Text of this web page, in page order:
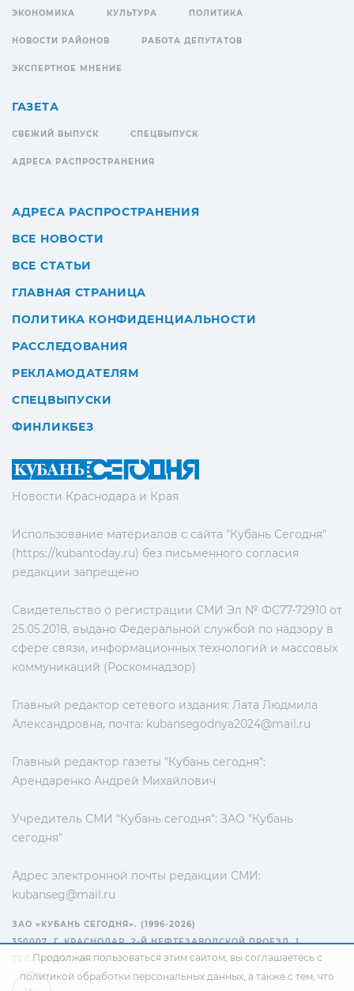
Новости Краснодара и Края
Использование материалов с сайта "Кубань Сегодня"
(https://kubantoday.ru) без письменного согласия
редакции запрещено
Свидетельство о регистрации СМИ Эл № ФС77-72910 от
25.05.2018, выдано Федеральной службой по надзору в
сфере связи, информационных технологий и массовых
коммуникаций (Роскомнадзор)
Главный редактор сетевого издания: Лата Людмила
Александровна, почта: kubansegodnya2024@mail.ru
Главный редактор газеты "Кубань сегодня":
Арендаренко Андрей Михайлович
Учредитель СМИ "Кубань сегодня": ЗАО "Кубань
сегодня"
Адрес электронной почты редакции СМИ:
kubanseg@mail.ru
ЭКОНОМИКА КУЛЬТУРА ПОЛИТИКА
НОВОСТИ РАЙОНОВ РАБОТА ДЕПУТАТОВ
ЭКСПЕРТНОЕ МНЕНИЕ
ГАЗЕТА
СВЕЖИЙ ВЫПУСК СПЕЦВЫПУСК
АДРЕСА РАСПРОСТРАНЕНИЯ
АДРЕСА РАСПРОСТРАНЕНИЯ
ВСЕ НОВОСТИ
ВСЕ СТАТЬИ
ГЛАВНАЯ СТРАНИЦА
ПОЛИТИКА КОНФИДЕНЦИАЛЬНОСТИ
РАССЛЕДОВАНИЯ
РЕКЛАМОДАТЕЛЯМ
СПЕЦВЫПУСКИ
ФИНЛИКБЕЗ
ЗАО «КУБАНЬ СЕГОДНЯ». (1996-2026)
350007, Г. КРАСНОДАР, 2-Й НЕФТЕЗАВОДСКОЙ ПРОЕЗД, 1
ТЕЛ.: +7(861) 267-15-15
Продолжая пользоваться этим сайтом, вы соглашаетесь с
политикой обработки персональных данных, а также с тем, что